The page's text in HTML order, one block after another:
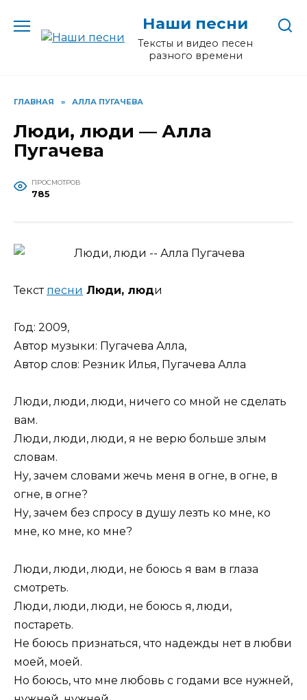
содержанию
Наши песни
Тексты и видео песен
разного времени
ГЛАВНАЯ » АЛЛА ПУГАЧЕВА
Люди, люди — Алла
Пугачева
ПРОСМОТРОВ
785
Текст песни Люди, люди
Год: 2009,
Автор музыки: Пугачева Алла,
Автор слов: Резник Илья, Пугачева Алла
Люди, люди, люди, ничего со мной не сделать
вам.
Люди, люди, люди, я не верю больше злым
словам.
Ну, зачем словами жечь меня в огне, в огне, в
огне, в огне?
Ну, зачем без спросу в душу лезть ко мне, ко
мне, ко мне, ко мне?
Люди, люди, люди, не боюсь я вам в глаза
смотреть.
Люди, люди, люди, не боюсь я, люди,
постареть.
Не боюсь признаться, что надежды нет в любви
моей, моей.
Но боюсь, что мне любовь с годами все нужней,